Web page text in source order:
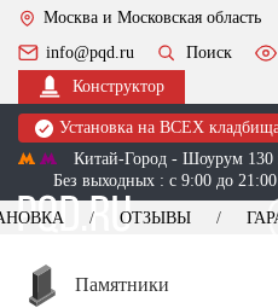
Москва и Московская область
info@pqd.ru
Поиск
Конструктор
Установка на ВСЕХ
Китай-Город - Шоурум 130
Без выходных : с 9:00 до 21:00
+7 (495) 518-44-23
ОТЗЫВЫ
Памятники